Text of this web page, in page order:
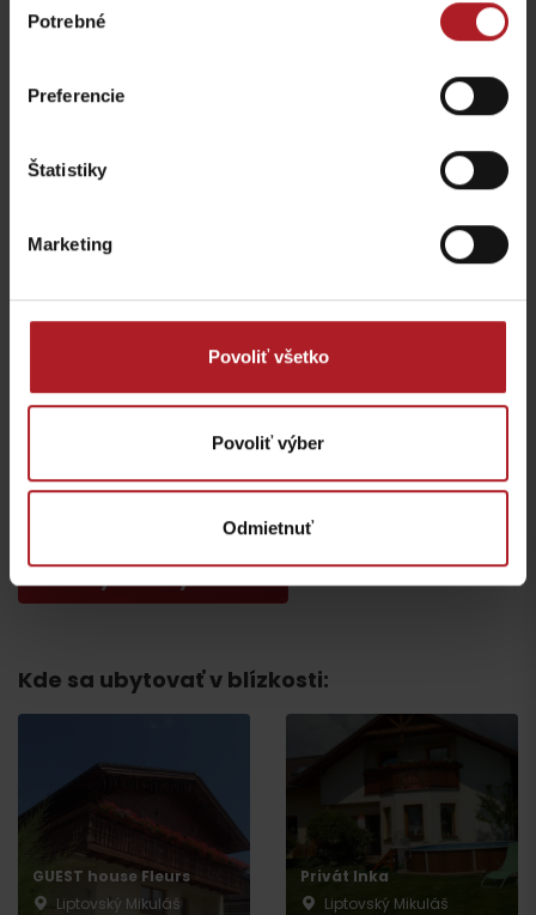
súhlasu
Potrebné
Preferencie
Štatistiky
Marketing
Povoliť všetko
Povoliť výber
Odmietnuť
Dolný Harmanec
záhrada
Liptovské Revúce
Liptovská Osada
Liptovská Osada
Liptovské Revúce
všetky zážitky a relax
Kde sa ubytovať v blízkosti:
GUEST house Fleurs
Liptovský Mikuláš
Privát Inka
Liptovský Mikuláš
Odchod